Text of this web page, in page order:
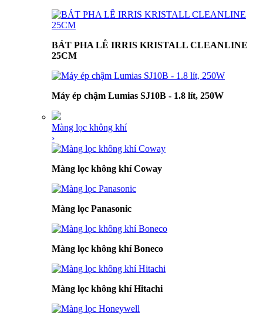
BÁT PHA LÊ IRRIS KRISTALL CLEANLINE
25CM
Máy ép chậm Lumias SJ10B - 1.8 lít, 250W
Màng lọc không khí
›
Màng lọc không khí Coway
Màng lọc Panasonic
Màng lọc không khí Boneco
Màng lọc không khí Hitachi